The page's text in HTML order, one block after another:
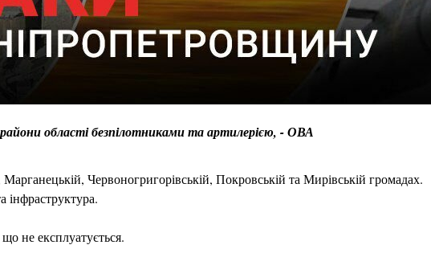
області безпілотниками та артилерією, - ОВА
Червоногригорівській, Покровській та Мирівській громадах.
не експлуатується.